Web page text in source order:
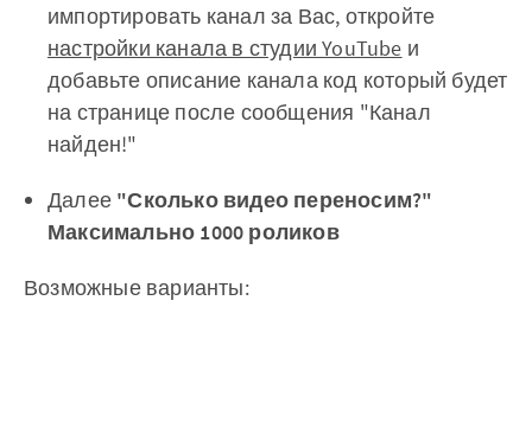
импортировать канал за Вас, откройте
настройки канала в студии YouTube и
добавьте описание канала код который будет
на странице после сообщения "Канал
найден!"
Далее "Сколько видео переносим?"
Максимально 1000 роликов
Возможные варианты: